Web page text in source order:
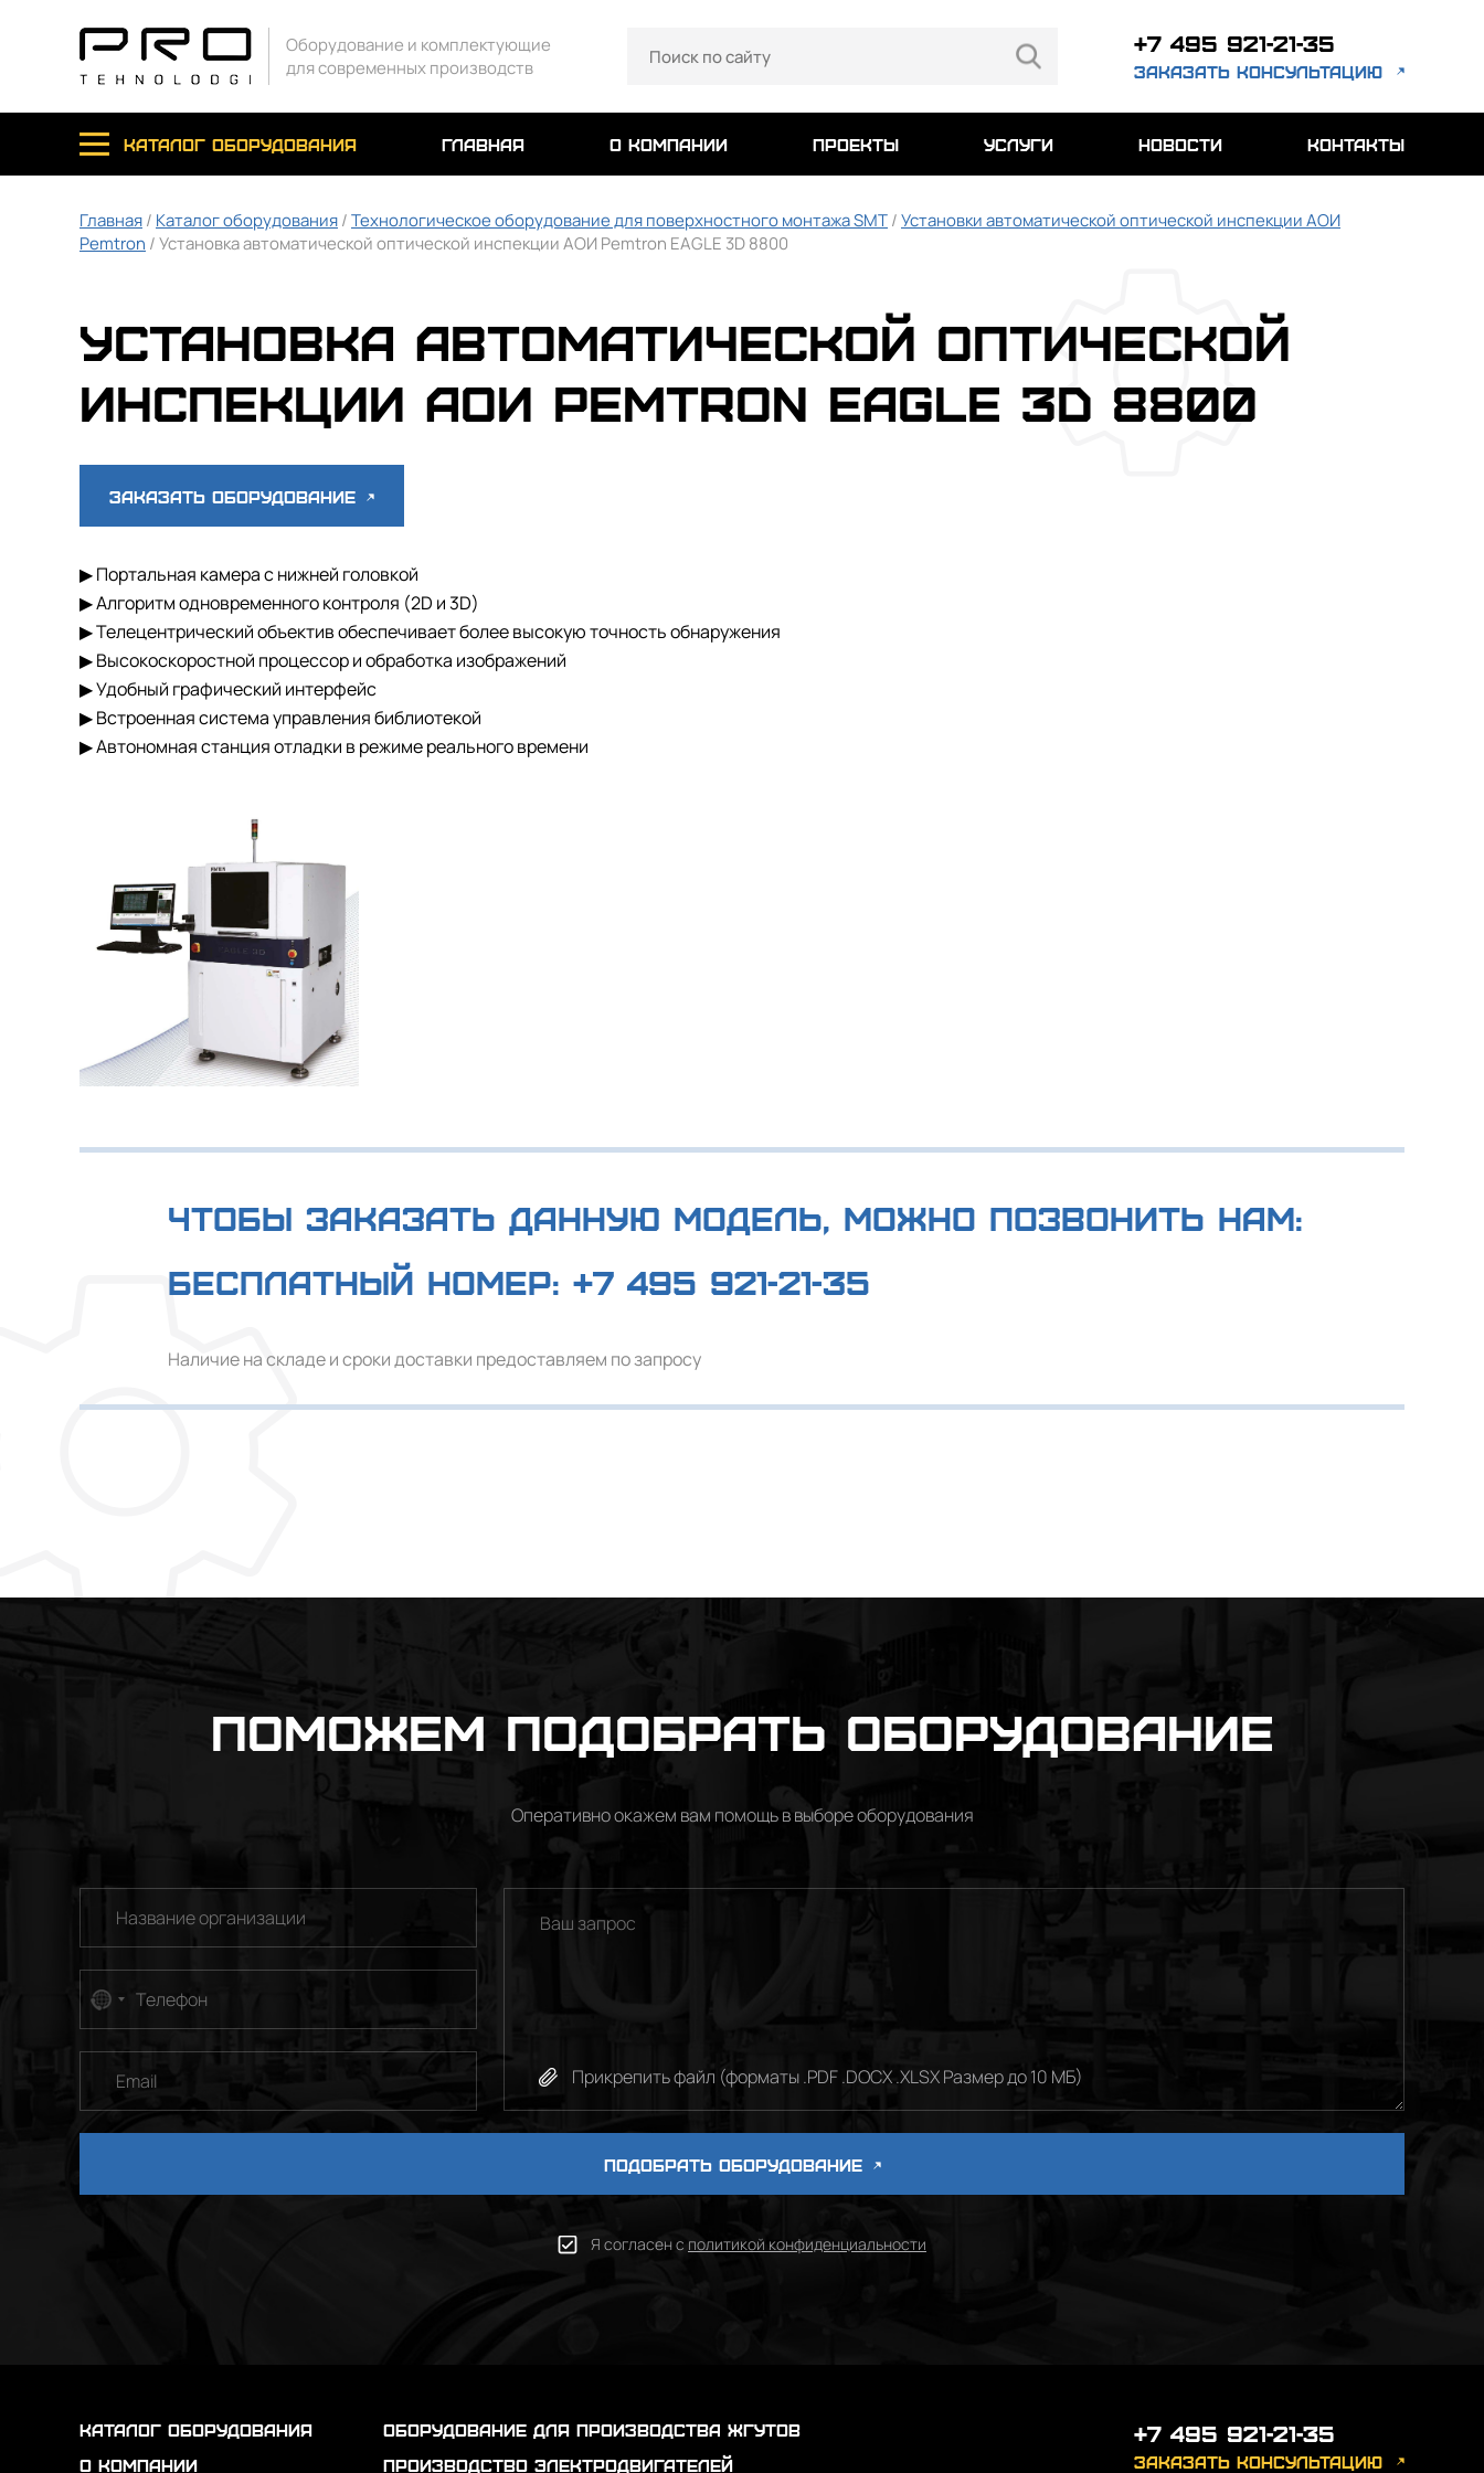
Оборудование и комплектующие
для современных производств
+7 495 921-21-35
заказать консультацию
каталог оборудования главная о компании проекты услуги новости контакты
Главная/ Каталог оборудования/Технологическое оборудование для поверхностного монтажа SMT/Установки автоматической оптической инспекции АОИ
Pemtron / Установка автоматической оптической инспекции АОИ Pemtron EAGLE 3D 8800
Установка автоматической оптической
инспекции АОИ Pemtron EAGLE 3D 8800
Заказать оборудование
▶ Портальная камера с нижней головкой
▶ Алгоритм одновременного контроля (2D и 3D)
▶ Телецентрический объектив обеспечивает более высокую точность обнаружения
▶ Высокоскоростной процессор и обработка изображений
▶ Удобный графический интерфейс
▶ Встроенная система управления библиотекой
▶ Автономная станция отладки в режиме реального времени
Чтобы заказать данную модель, можно позвонить нам:
Бесплатный номер: +7 495 921-21-35
Наличие на складе и сроки доставки предоставляем по запросу
Поможем подобрать оборудование
Оперативно окажем вам помощь в выборе оборудования
No
Прикрепить файл (форматы .PDF .DOCX .XLSX Размер до 10 МБ)
ПОДОБРАТЬ ОБОРУДОВАНИЕ
Я согласен с политикой конфиденциальности
каталог оборудования
о компании
Оборудование для производства жгутов
Производство электродвигателей
+7 495 921-21-35
заказать консультацию